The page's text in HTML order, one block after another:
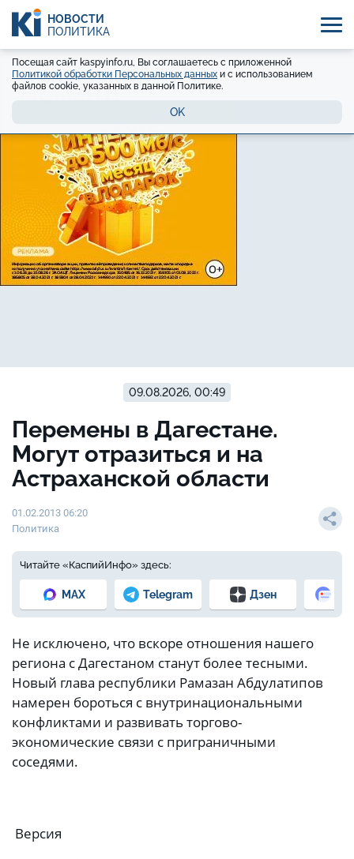
НОВОСТИ
ПОЛИТИКА
Посещая сайт kaspyinfo.ru, Вы соглашаетесь с приложенной
Политикой обработки Персональных данных и с использованием
файлов cookie, указанных в данной Политике.
OK
09.08.2026, 00:49
Перемены в Дагестане.
Могут отразиться и на
Астраханской области
01.02.2013 06:20
Политика
Читайте «КаспийИнфо» здесь:
MAX Telegram Дзен
Не исключено, что вскоре отношения нашего
региона с Дагестаном станут более тесными.
Новый глава республики Рамазан Абдулатипов
намерен бороться с внутринациональными
конфликтами и развивать торгово-
экономические связи с приграничными
соседями.
Версия